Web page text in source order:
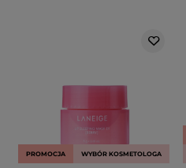
PROMOCJA WYBÓR KOSMETOLOGA